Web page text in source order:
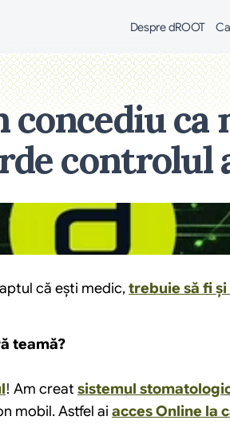
Despre dROOT
ca
controlul
că ești medic, trebuie să fi
teamă?
! Am creat sistemul
mobil. Astfel ai acces Online la